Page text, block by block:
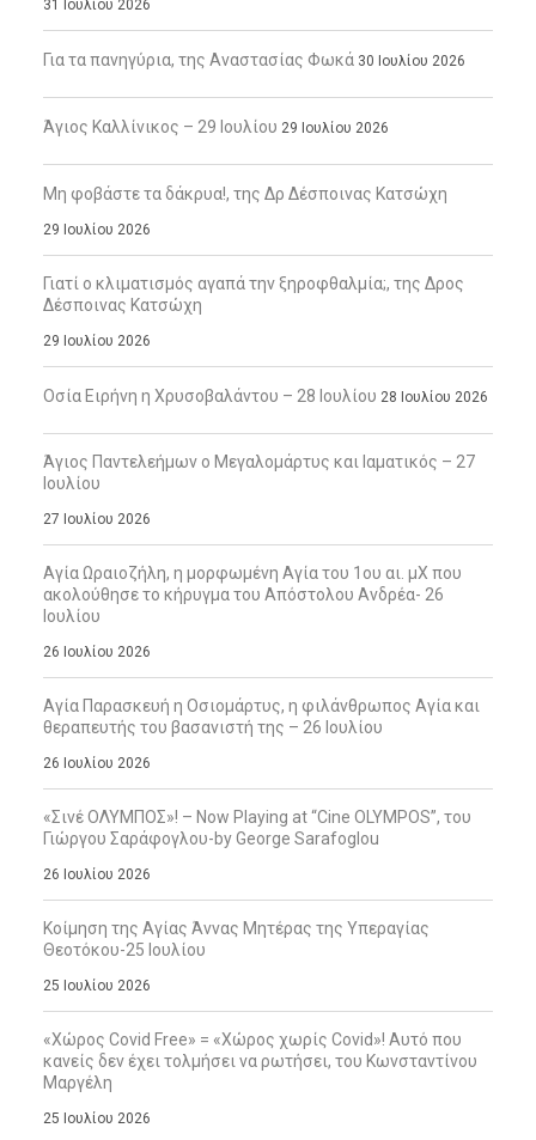
31 Ιουλίου 2026
Για τα πανηγύρια, της Αναστασίας Φωκά 30 Ιουλίου 2026
Άγιος Καλλίνικος – 29 Ιουλίου 29 Ιουλίου 2026
Μη φοβάστε τα δάκρυα!, της Δρ Δέσποινας Κατσώχη
29 Ιουλίου 2026
Γιατί ο κλιματισμός αγαπά την ξηροφθαλμία;, της Δρος
Δέσποινας Κατσώχη
29 Ιουλίου 2026
Οσία Ειρήνη η Χρυσοβαλάντου – 28 Ιουλίου 28 Ιουλίου 2026
Άγιος Παντελεήμων ο Μεγαλομάρτυς και Ιαματικός – 27
Ιουλίου
27 Ιουλίου 2026
Αγία Ωραιοζήλη, η μορφωμένη Αγία του 1ου αι. μΧ που
ακολούθησε το κήρυγμα του Απόστολου Ανδρέα- 26
Ιουλίου
26 Ιουλίου 2026
Αγία Παρασκευή η Οσιομάρτυς, η φιλάνθρωπος Αγία και
θεραπευτής του βασανιστή της – 26 Ιουλίου
26 Ιουλίου 2026
«Σινέ ΟΛΥΜΠΟΣ»! – Now Playing at “Cine OLYMPOS”, του
Γιώργου Σαράφογλου-by George Sarafoglou
26 Ιουλίου 2026
Κοίμηση της Αγίας Άννας Μητέρας της Υπεραγίας
Θεοτόκου-25 Ιουλίου
25 Ιουλίου 2026
«Χώρος Covid Free» = «Χώρος χωρίς Covid»! Αυτό που
κανείς δεν έχει τολμήσει να ρωτήσει, του Κωνσταντίνου
Μαργέλη
25 Ιουλίου 2026